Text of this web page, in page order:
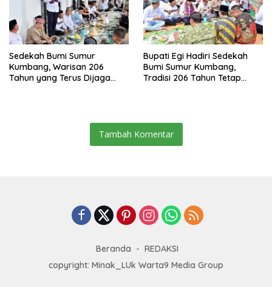
Sedekah Bumi Sumur
Kumbang, Warisan 206
Tahun yang Terus Dijaga
Bupati Egi Hadiri Sedekah
Bumi Sumur Kumbang,
Tradisi 206 Tahun Tetap
Tambah Komentar
Beranda
REDAKSI
copyright: Minak_LUk Warta9 Media Group